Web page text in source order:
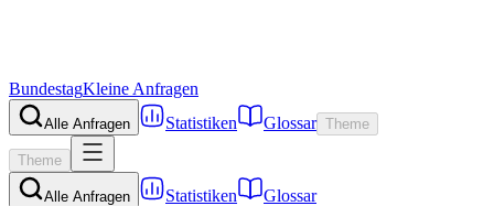
BundestagKleine Anfragen
Alle Anfragen Statistiken Glossar Theme
Theme
Alle Anfragen Statistiken Glossar